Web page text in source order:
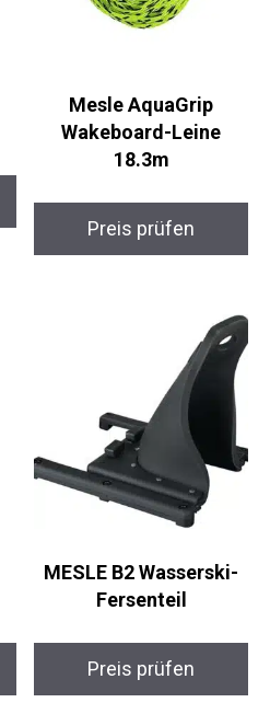
Mesle AquaGrip
Wakeboard-Leine
18.3m
Preis prüfen
MESLE B2 Wasserski-
Fersenteil
Preis prüfen